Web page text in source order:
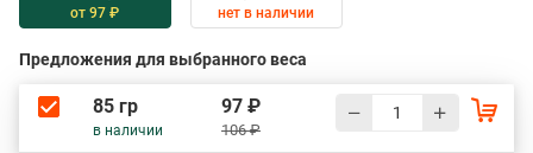
от 97 ₽ нет в наличии
Предложения для выбранного веса
85 гр
в наличии
97 ₽
106 ₽